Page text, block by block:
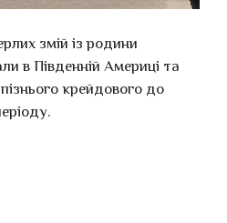
змій із родини
в Південній Америці та
крейдового до